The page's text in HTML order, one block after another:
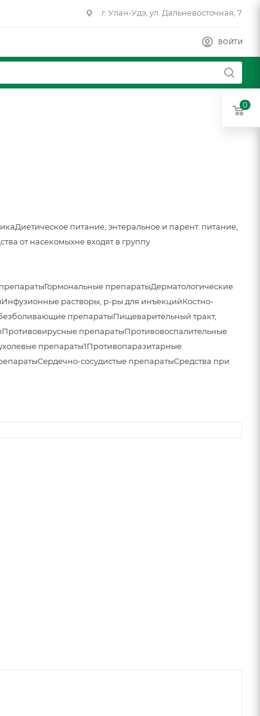
г. Улан-Удэ, ул. Дальневосточная, 7
ВОЙТИ
Диетическое питание, энтеральное и парент. питание,
от насекомыхне входят в группу
Гормональные препаратыДерматологические
Инфузионные растворы, р-ры для инъекцийКостно-
препаратыПищеварительный тракт,
Противовирусные препаратыПротивовоспалительные
препараты1Противопаразитарные
Сердечно-сосудистые препаратыСредства при
0